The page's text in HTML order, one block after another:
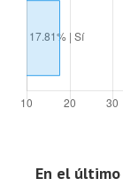
En el